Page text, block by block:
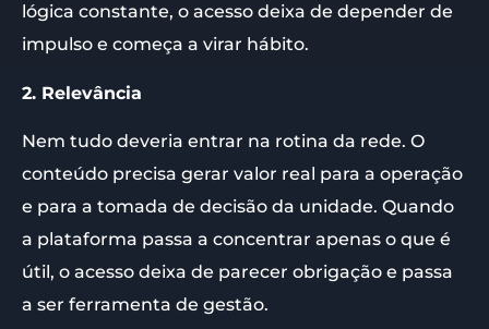
lógica constante, o acesso deixa de depender de
impulso e começa a virar hábito.
2. Relevância
Nem tudo deveria entrar na rotina da rede. O
conteúdo precisa gerar valor real para a operação
e para a tomada de decisão da unidade. Quando
a plataforma passa a concentrar apenas o que é
útil, o acesso deixa de parecer obrigação e passa
a ser ferramenta de gestão.